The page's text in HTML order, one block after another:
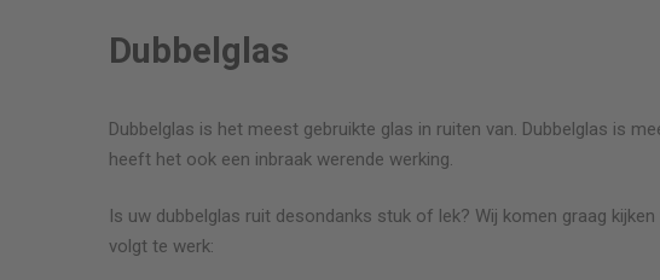
Dubbelglas
Dubbelglas is het meest gebruikte glas in ruiten van. Dubbelglas is
heeft het ook een inbraak werende werking.
Is uw dubbelglas ruit desondanks stuk of lek? Wij komen graag
volgt te werk: